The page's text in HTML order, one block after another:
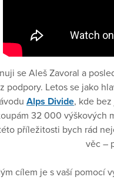
se Aleš Zavoral a
podpory. Letos se jako
Alps Divide, kde
32 000 výškových
příležitosti bych rád
věc –
cílem je s vaší pomocí